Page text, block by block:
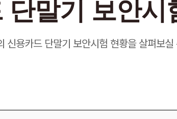
단말기 보안시
신용카드 단말기 보안시험 현황을 살펴보실